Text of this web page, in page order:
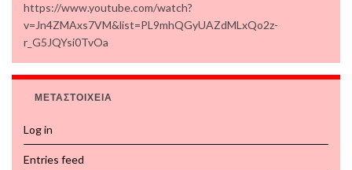
https://www.youtube.com/watch?
v=Jn4ZMAxs7VM&list=PL9mhQGyUAZdMLxQo2z-
r_G5JQYsi0TvOa
ΜΕΤΑΣΤΟΙΧΕΙΑ
Log in
Entries feed